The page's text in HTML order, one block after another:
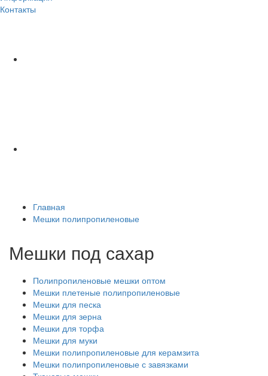
Контакты
Главная
Мешки полипропиленовые
Мешки под сахар
Полипропиленовые мешки оптом
Мешки плетеные полипропиленовые
Мешки для песка
Мешки для зерна
Мешки для торфа
Мешки для муки
Мешки полипропиленовые для керамзита
Мешки полипропиленовые с завязками